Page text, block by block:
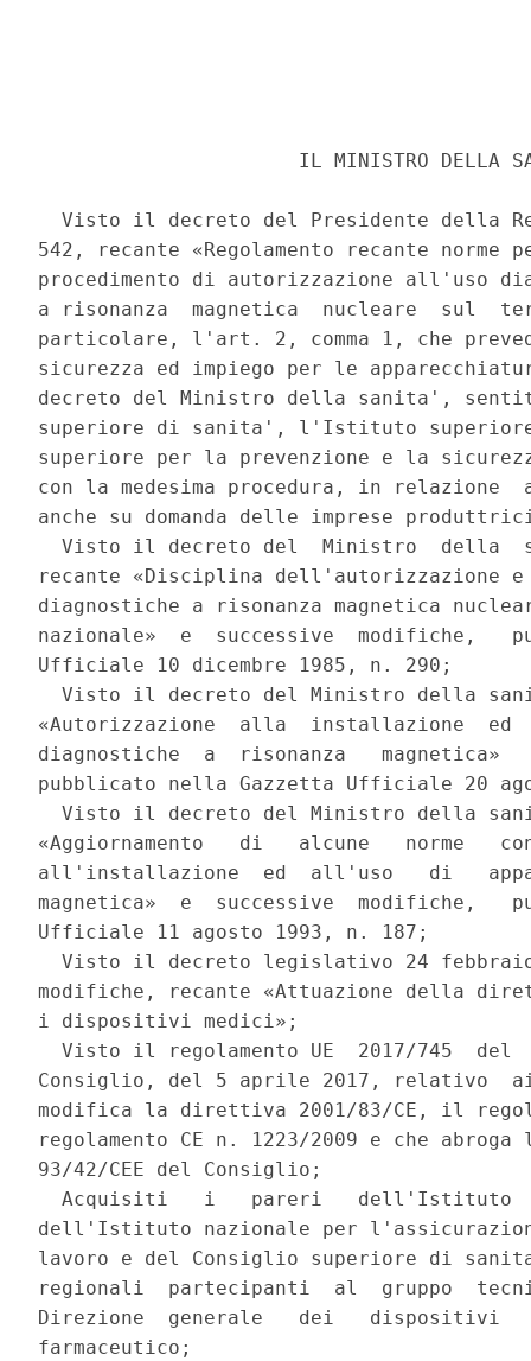
IL MINISTRO DELLA
Visto il decreto del Presidente della
542, recante «Regolamento recante
procedimento di autorizzazione all'uso
a risonanza  magnetica  nucleare  sul
particolare, l'art. 2, comma 1, che
sicurezza ed impiego per le
decreto del Ministro della sanita',
superiore di sanita', l'Istituto
superiore per la prevenzione e la
con la medesima procedura, in
anche su domanda delle imprese
Visto il decreto del  Ministro  della
recante «Disciplina dell'autorizzazione
diagnostiche a risonanza magnetica
nazionale»  e  successive  modifiche,
Ufficiale 10 dicembre 1985, n. 290;
Visto il decreto del Ministro della
«Autorizzazione  alla  installazione  ed
diagnostiche  a  risonanza   magnetica»
pubblicato nella Gazzetta Ufficiale 20
Visto il decreto del Ministro della
«Aggiornamento   di   alcune   norme
all'installazione  ed  all'uso   di
magnetica»  e  successive  modifiche,
Ufficiale 11 agosto 1993, n. 187;
Visto il decreto legislativo 24
modifiche, recante «Attuazione della
i dispositivi medici»;
Visto il regolamento UE  2017/745  del
Consiglio, del 5 aprile 2017, relativo
modifica la direttiva 2001/83/CE, il
regolamento CE n. 1223/2009 e che
93/42/CEE del Consiglio;
Acquisiti   i   pareri   dell'Istituto
dell'Istituto nazionale per
lavoro e del Consiglio superiore di
regionali  partecipanti  al  gruppo
Direzione  generale   dei   dispositivi
farmaceutico;